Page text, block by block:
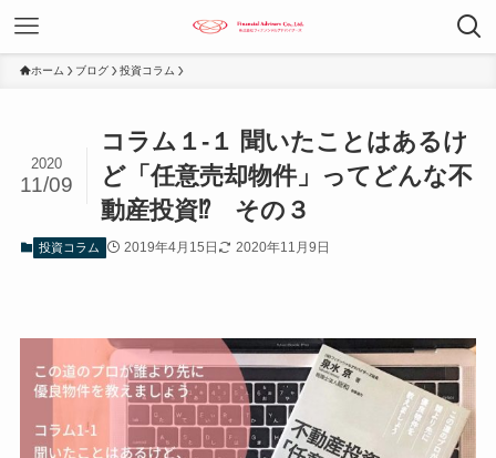
ホーム ブログ 投資コラム
コラム１-１ 聞いたことはあるけ
ど「任意売却物件」ってどんな不
動産投資⁉︎ その３
2020
11/09
投資コラム 2019年4月15日 2020年11月9日